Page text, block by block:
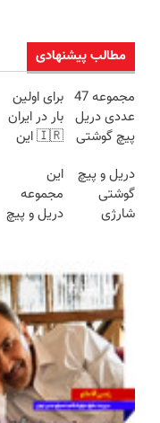
مطالب پیشنهادی
مجموعه 47
عددی دریل
پیچ گوشتی
(تخفیف به
مدت
محدود)
برای اولین
بار در ایران
🇮🇷 این
ترمیم کننده
23 روزه
ساخت!
دریل و پیچ
گوشتی
شارژی
سرعت ⚡
(همراه با
متعلقات)
این
مجموعه
دریل و پیچ
نصف قیمت
بخر!😉